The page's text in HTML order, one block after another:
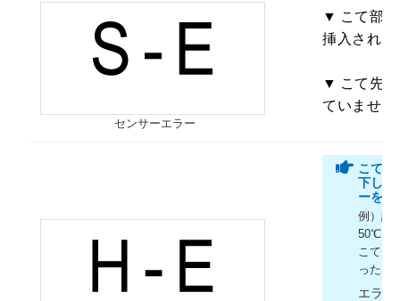
センサーエラー
こて部
挿入され
こて先
ていません
こて先
下した
ーを表
例）設
50℃ で
こて先
ったと
エラー